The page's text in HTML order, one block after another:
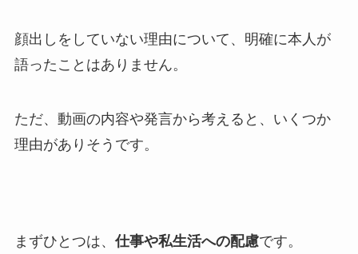
顔出しをしていない理由について、明確に本人が
語ったことはありません。
ただ、動画の内容や発言から考えると、いくつか
理由がありそうです。
まずひとつは、 仕事や私生活への配慮です。